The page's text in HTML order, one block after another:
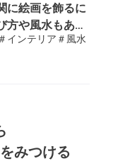
に絵画を飾るに
方や風水もあわ
＃インテリア ＃風水
みつける